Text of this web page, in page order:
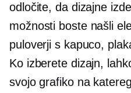
odločite, da dizajne
možnosti boste našli
puloverji s kapuco,
Ko izberete dizajn,
svojo grafiko na